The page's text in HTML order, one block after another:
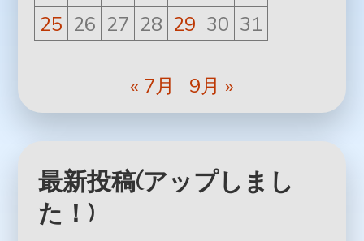
25 26 27 28 29 30 31
« 7月 9月 »
最新投稿(アップしまし
た！)